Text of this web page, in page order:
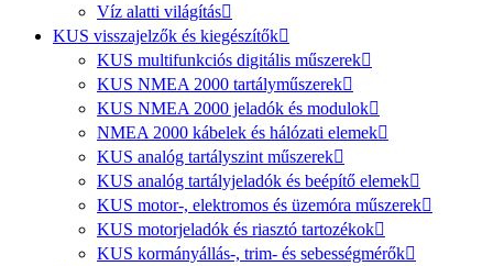
Víz alatti világítás
KUS visszajelzők és kiegészítők
KUS multifunkciós digitális műszerek
KUS NMEA 2000 tartályműszerek
KUS NMEA 2000 jeladók és modulok
NMEA 2000 kábelek és hálózati elemek
KUS analóg tartályszint műszerek
KUS analóg tartályjeladók és beépítő elemek
KUS motor-, elektromos és üzemóra műszerek
KUS motorjeladók és riasztó tartozékok
KUS kormányállás-, trim- és sebességmérők